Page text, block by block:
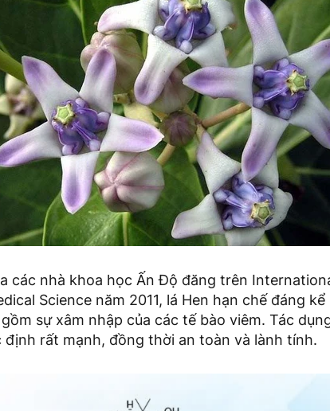
các nhà khoa học Ấn Độ đăng trên
Science năm 2011, lá Hen hạn chế đáng
sự xâm nhập của các tế bào viêm. Tác
định rất mạnh, đồng thời an toàn và lành tính.